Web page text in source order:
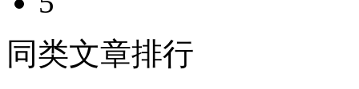
同类文章排行